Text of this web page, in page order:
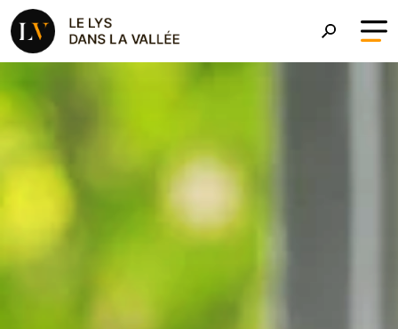
Aller au contenu principal
Le Roman Le Lys dans la